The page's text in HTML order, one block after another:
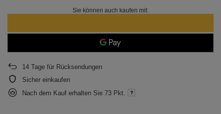
Sie können auch kaufen mit:
14 Tage für Rücksendungen
Sicher einkaufen
Nach dem Kauf erhalten Sie 73 Pkt.